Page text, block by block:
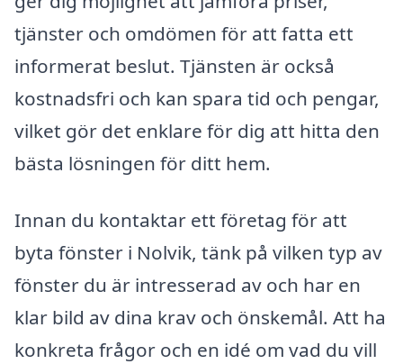
tjänster och omdömen för att fatta ett
informerat beslut. Tjänsten är också
kostnadsfri och kan spara tid och pengar,
vilket gör det enklare för dig att hitta den
bästa lösningen för ditt hem.
Innan du kontaktar ett företag för att
byta fönster i Nolvik, tänk på vilken typ av
fönster du är intresserad av och har en
klar bild av dina krav och önskemål. Att ha
konkreta frågor och en idé om vad du vill